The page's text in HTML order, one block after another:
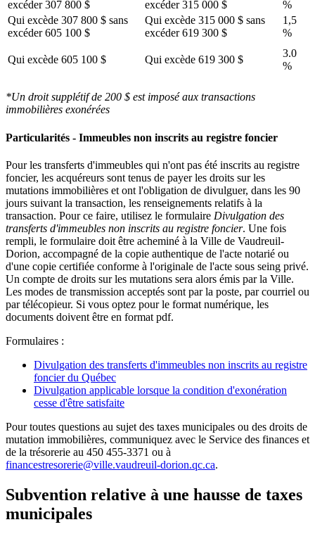
excéder 307 800 $ excéder 315 000 $
%
Qui excède 307 800 $ sans
excéder 605 100 $
Qui excède 315 000 $ sans
excéder 619 300 $
1,5
%
Qui excède 605 100 $ Qui excède 619 300 $
3.0
%
*Un droit supplétif de 200 $ est imposé aux transactions
immobilières exonérées
Particularités - Immeubles non inscrits au registre foncier
Pour les transferts d'immeubles qui n'ont pas été inscrits au registre
foncier, les acquéreurs sont tenus de payer les droits sur les
mutations immobilières et ont l'obligation de divulguer, dans les 90
jours suivant la transaction, les renseignements relatifs à la
transaction. Pour ce faire, utilisez le formulaire Divulgation des
transferts d'immeubles non inscrits au registre foncier. Une fois
rempli, le formulaire doit être acheminé à la Ville de Vaudreuil-
Dorion, accompagné de la copie authentique de l'acte notarié ou
d'une copie certifiée conforme à l'originale de l'acte sous seing privé.
Un compte de droits sur les mutations sera alors émis par la Ville.
Les modes de transmission acceptés sont par la poste, par courriel ou
par télécopieur. Si vous optez pour le format numérique, les
documents doivent être en format pdf.
Formulaires :
Divulgation des transferts d'immeubles non inscrits au registre
foncier du Québec
Divulgation applicable lorsque la condition d'exonération
cesse d'être satisfaite
Pour toutes questions au sujet des taxes municipales ou des droits de
mutation immobilières, communiquez avec le Service des finances et
de la trésorerie au 450 455-3371 ou à
financestresorerie@ville.vaudreuil-dorion.qc.ca.
Subvention relative à une hausse de taxes
municipales